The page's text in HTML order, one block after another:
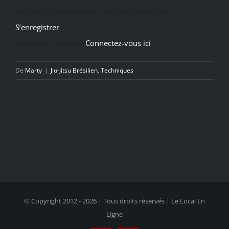
S’enregistrer
Connectez-vous ici
De Marty | Jiu-Jitsu Brésilien, Techniques
© Copyright 2012 -2026 | Tous droits réservés | Le Local En
Ligne